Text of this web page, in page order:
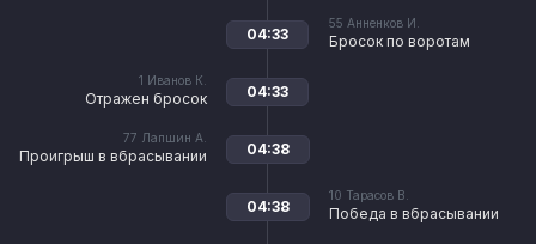
55 Анненков И.
Бросок по воротам
04:33
1 Иванов К.
Отражен бросок 04:33
77 Лапшин А.
Проигрыш в вбрасывании 04:38
10 Тарасов В.
Победа в вбрасывании
04:38